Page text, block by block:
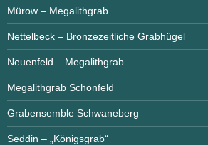
Mürow – Megalithgrab
Nettelbeck – Bronzezeitliche Grabhügel
Neuenfeld – Megalithgrab
Megalithgrab Schönfeld
Grabensemble Schwaneberg
Seddin – „Königsgrab“